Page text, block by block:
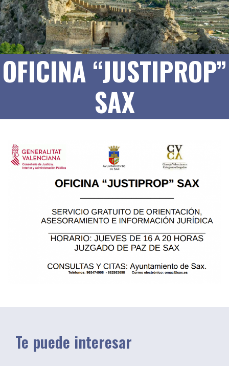
OFICINA “JUSTIPROP”
SAX
Te puede interesar